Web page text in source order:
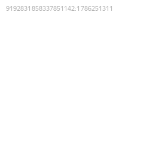
9192831858337851142:1786251311